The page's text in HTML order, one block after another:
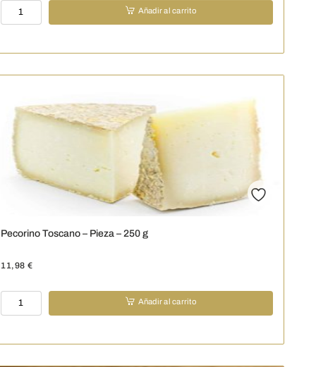
Pecorino
al
-
Añadir al carrito
Pecorino Toscano – Pieza – 250 g
11,98€
Pecorino
Toscano
Pieza
Añadir al carrito